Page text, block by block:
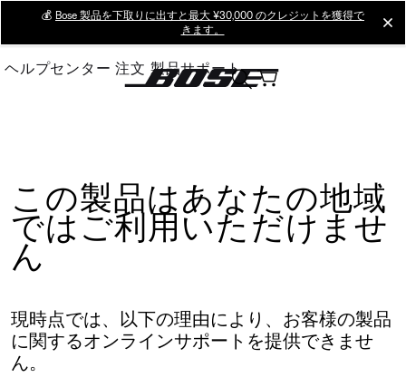
Main
💰 Bose 製品を下取りに出すと最大 ¥30,000 のクレジットを獲得で
きます。
ヘルプセンター 注文 製品サポート
この製品はあなたの地域
ではご利用いただけませ
ん
現時点では、以下の理由により、お客様の製品
に関するオンラインサポートを提供できませ
ん。